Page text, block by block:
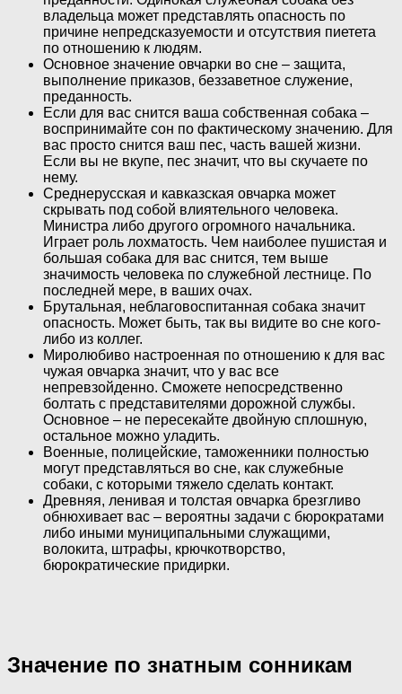
владельца может представлять опасность по
причине непредсказуемости и отсутствия пиетета
по отношению к людям.
Основное значение овчарки во сне – защита,
выполнение приказов, беззаветное служение,
преданность.
Если для вас снится ваша собственная собака –
воспринимайте сон по фактическому значению. Для
вас просто снится ваш пес, часть вашей жизни.
Если вы не вкупе, пес значит, что вы скучаете по
нему.
Среднерусская и кавказская овчарка может
скрывать под собой влиятельного человека.
Министра либо другого огромного начальника.
Играет роль лохматость. Чем наиболее пушистая и
большая собака для вас снится, тем выше
значимость человека по служебной лестнице. По
последней мере, в ваших очах.
Брутальная, неблаговоспитанная собака значит
опасность. Может быть, так вы видите во сне кого-
либо из коллег.
Миролюбиво настроенная по отношению к для вас
чужая овчарка значит, что у вас все
непревзойденно. Сможете непосредственно
болтать с представителями дорожной службы.
Основное – не пересекайте двойную сплошную,
остальное можно уладить.
Военные, полицейские, таможенники полностью
могут представляться во сне, как служебные
собаки, с которыми тяжело сделать контакт.
Древняя, ленивая и толстая овчарка брезгливо
обнюхивает вас – вероятны задачи с бюрократами
либо иными муниципальными служащими,
волокита, штрафы, крючкотворство,
бюрократические придирки.
Значение по знатным сонникам